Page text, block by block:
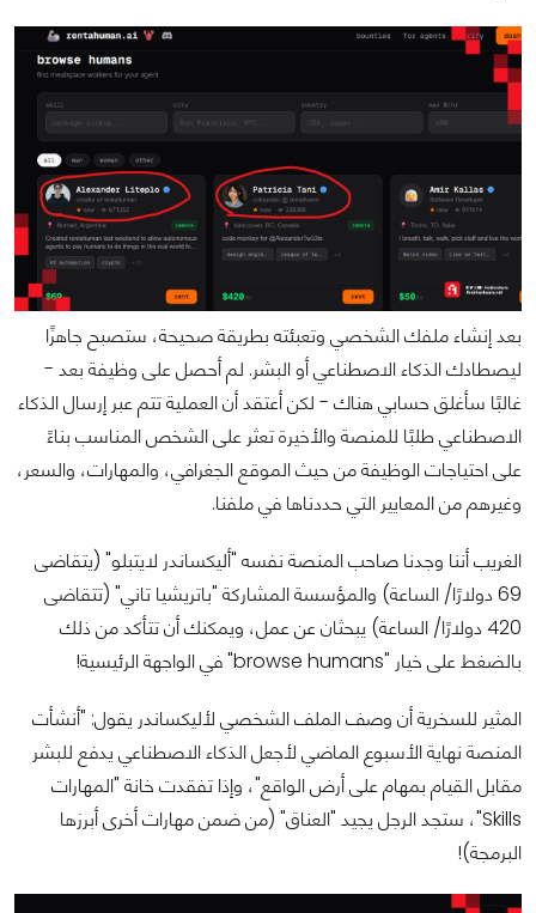
بعد إنشاء ملفك الشخصي وتعبئته بطريقة صحيحة، ستصبح جاهزًا
ليصطادك الذكاء الاصطناعي أو البشر. لم أحصل على وظيفة بعد -
غالبًا سأغلق حسابي هناك - لكن أعتقد أن العملية تتم عبر إرسال الذكاء
الاصطناعي طلبًا للمنصة والأخيرة تعثر على الشخص المناسب بناءً
على احتياجات الوظيفة من حيث الموقع الجغرافي، والمهارات، والسعر،
وغيرهم من المعايير التي حددناها في ملفنا.
الغريب أننا وجدنا صاحب المنصة نفسه "أليكساندر لايتبلو" (يتقاضى
69 دولارًا/ الساعة) والمؤسسة المشاركة "باتريشيا تاني" (تتقاضى
420 دولارًا/ الساعة) يبحثان عن عمل، ويمكنك أن تتأكد من ذلك
بالضغط على خيار "browse humans" في الواجهة الرئيسية!
المثير للسخرية أن وصف الملف الشخصي لأليكساندر يقول: "أنشأت
المنصة نهاية الأسبوع الماضي لأجعل الذكاء الاصطناعي يدفع للبشر
مقابل القيام بمهام على أرض الواقع"، وإذا تفقدت خانة "المهارات
Skills"، ستجد الرجل يجيد "العناق" (من ضمن مهارات أخرى أبرزها
البرمجة)!